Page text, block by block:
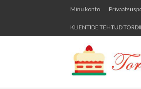
Skip
navigation
Skip
content
Minu konto
KLIENTIDE TEHTUD